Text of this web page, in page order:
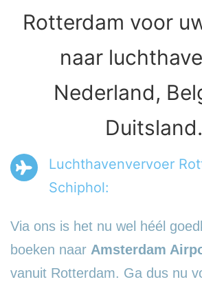
Rotterdam voor
naar
Nederland,
Duitsland.
Luchthavenvervoer
Schiphol:
Via ons is het nu wel héél
boeken naar Amsterdam
vanuit Rotterdam. Ga dus nu